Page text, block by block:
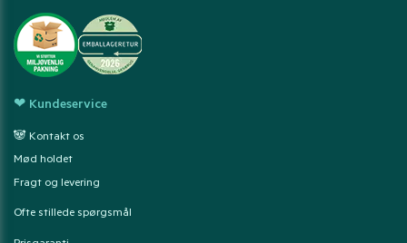
❤ Kundeservice
🐼 Kontakt os
Mød holdet
Fragt og levering
Ofte stillede spørgsmål